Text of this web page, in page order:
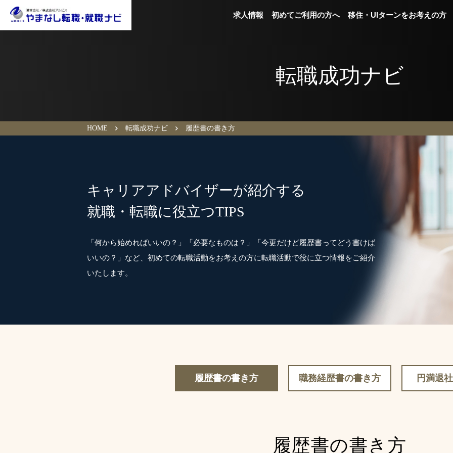
求人情報 初めてご利用の方へ 移住・UIターンをお考えの方
転職成功ナビ
HOME 転職成功ナビ 履歴書の書き方
キャリアアドバイザーが紹介する
就職・転職に役立つTIPS
「何から始めればいいの？」「必要なものは？」「今更だけど履歴書ってどう書けば
いいの？」など、初めての転職活動をお考えの方に転職活動で役に立つ情報をご紹介
いたします。
履歴書の書き方 職務経歴書の書き方 円満退
履歴書の書き方